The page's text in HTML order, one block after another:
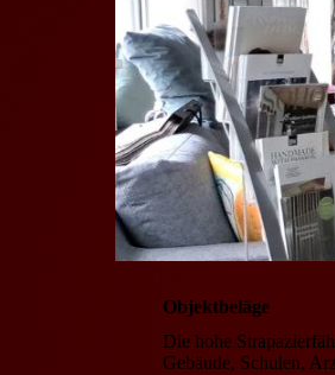
Objektbeläge
Die hohe
Gebäude, Schulen,